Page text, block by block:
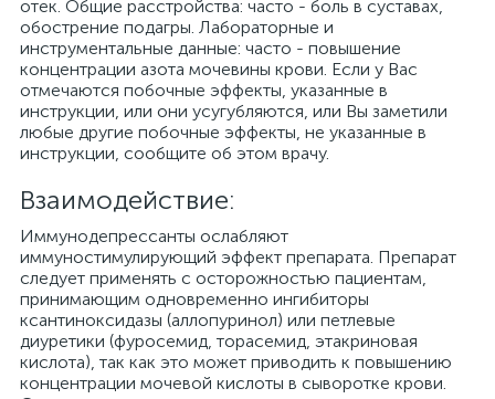
отек. Общие расстройства: часто - боль в суставах,
обострение подагры. Лабораторные и
инструментальные данные: часто - повышение
концентрации азота мочевины крови. Если у Вас
отмечаются побочные эффекты, указанные в
инструкции, или они усугубляются, или Вы заметили
любые другие побочные эффекты, не указанные в
инструкции, сообщите об этом врачу.
Взаимодействие:
Иммунодепрессанты ослабляют
иммуностимулирующий эффект препарата. Препарат
следует применять с осторожностью пациентам,
принимающим одновременно ингибиторы
ксантиноксидазы (аллопуринол) или петлевые
диуретики (фуросемид, торасемид, этакриновая
кислота), так как это может приводить к повышению
концентрации мочевой кислоты в сыворотке крови.